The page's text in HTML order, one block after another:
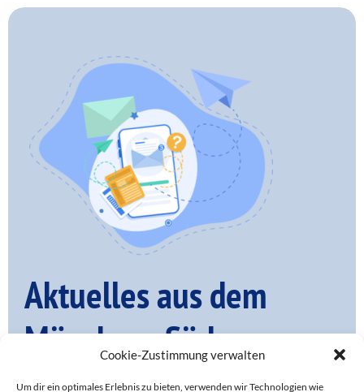
Cookie-Zustimmung verwalten
Um dir ein optimales Erlebnis zu bieten, verwenden wir Technologien wie
Aktuelles aus dem
Münchner Süden – per